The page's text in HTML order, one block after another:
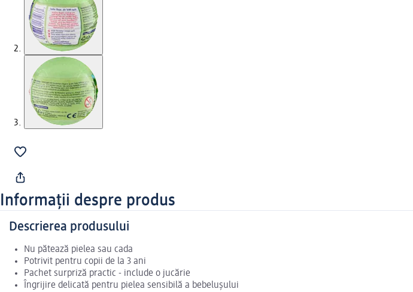
Informații despre produs
Descrierea produsului
Nu pătează pielea sau cada
Potrivit pentru copii de la 3 ani
Pachet surpriză practic - include o jucărie
Îngrijire delicată pentru pielea sensibilă a bebelușului